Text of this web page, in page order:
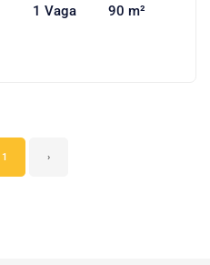
1 Vaga 90 m²
1 ›